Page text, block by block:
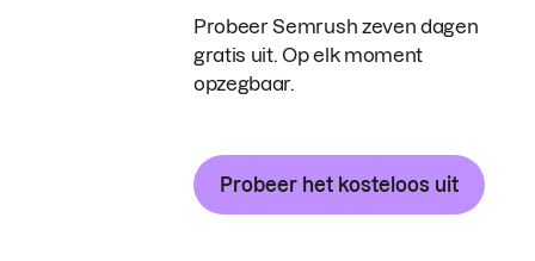
Probeer Semrush zeven dagen
gratis uit. Op elk moment
opzegbaar.
Probeer het kosteloos uit